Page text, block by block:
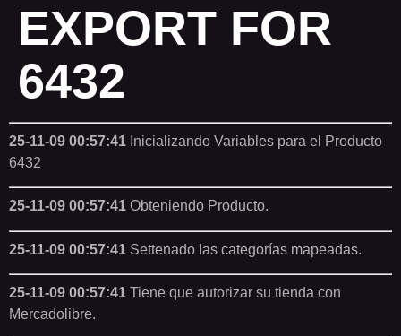
EXPORT FOR
6432
25-11-09 00:57:41 Inicializando Variables para el Producto
6432
25-11-09 00:57:41 Obteniendo Producto.
25-11-09 00:57:41 Settenado las categorías mapeadas.
25-11-09 00:57:41 Tiene que autorizar su tienda con
Mercadolibre.